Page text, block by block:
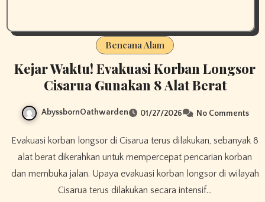
Bencana Alam
Kejar Waktu! Evakuasi Korban Longsor
Cisarua Gunakan 8 Alat Berat
AbyssbornOathwarden 01/27/2026 No Comments
Evakuasi korban longsor di Cisarua terus dilakukan, sebanyak 8
alat berat dikerahkan untuk mempercepat pencarian korban
dan membuka jalan. Upaya evakuasi korban longsor di wilayah
Cisarua terus dilakukan secara intensif…